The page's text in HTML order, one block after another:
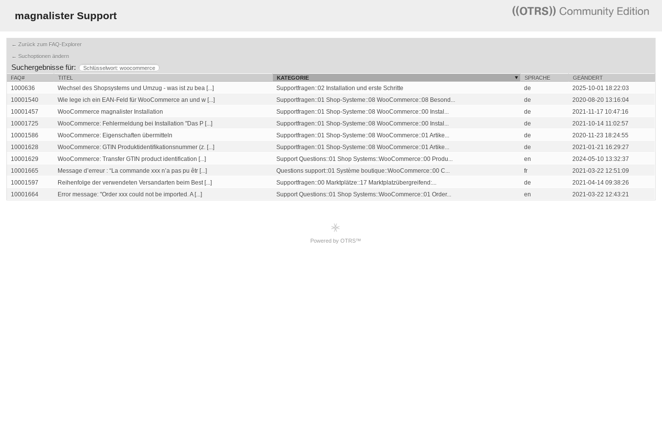
magnalister Support
← Zurück zum FAQ-Explorer
← Suchoptionen ändern
Suchergebnisse für:
Schlüsselwort: woocommerce
FAQ#
TITEL KATEGORIE SPRACHE GEÄNDERT
1000636 Wechsel des Shopsystems und Umzug - was ist zu bea [...] Supportfragen::02 Installation und erste Schritte de
2025-10-01 18:22:03
10001540
Wie lege ich ein EAN-Feld für WooCommerce an und w [...] Supportfragen::01 Shop-Systeme::08 WooCommerce::08 Besond... de
2020-08-20 13:16:04
10001457
WooCommerce magnalister Installation Supportfragen::01 Shop-Systeme::08 WooCommerce::00 Instal... de
2021-11-17 10:47:16
10001725
WooCommerce: Fehlermeldung bei Installation "Das P [...] Supportfragen::01 Shop-Systeme::08 WooCommerce::00 Instal... de
2021-10-14 11:02:57
10001586
WooCommerce: Eigenschaften übermitteln Supportfragen::01 Shop-Systeme::08 WooCommerce::01 Artike... de
2020-11-23 18:24:55
10001628
WooCommerce: GTIN Produktidentifikationsnummer (z. [...] Supportfragen::01 Shop-Systeme::08 WooCommerce::01 Artike... de
2021-01-21 16:29:27
10001629
WooCommerce: Transfer GTIN product identification [...] Support Questions::01 Shop Systems::WooCommerce::00 Produ... en
2024-05-10 13:32:37
10001665
Message d’erreur : “La commande xxx n’a pas pu êtr [...] Questions support::01 Système boutique::WooCommerce::00 C... fr
2021-03-22 12:51:09
10001597
Reihenfolge der verwendeten Versandarten beim Best [...] Supportfragen::00 Marktplätze::17 Marktplatzübergreifend:... de
2021-04-14 09:38:26
10001664
Error message: "Order xxx could not be imported. A [...] Support Questions::01 Shop Systems::WooCommerce::01 Order... en 2021-03-22 12:43:21
Powered by OTRS™